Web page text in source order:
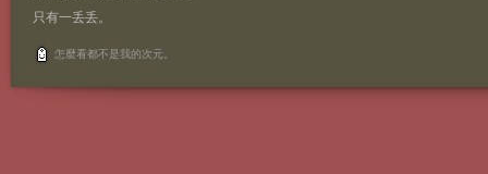
只有一丢丢。
怎麼看都不是我的次元。